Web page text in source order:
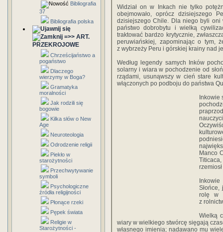
Bibliografia
37
Bibliografia polska
=>> ART.
PRZEKROJOWE
Chrześcijaństwo a
pogaństwo
Dlaczego
wierzymy w Boga?
Gramatyka
moralności
Jak rodzili się
bogowie
Kilka słów o New
Age
Neuroteologia
Odrodzenie religii
Piekło w
starożytności
Przechwytywanie
symboli
Psychologiczne
źródła religijności
Płonące rzeki
Pępek świata
Religie w
Starożytności -
Widział on w Inkach nie tylko
obejmowało, oprócz dzisiejszego
dzisiejszego Chile. Dla niego byli oni
państwo dobrobytu i wielką
traktować bardzo krytycznie,
peruwiańskiej, zapominając o tym,
z wybrzeży Peru i górskiej krainy nad
Według legendy samych Inków
solarny i wiara w pochodzenie od
rządami, usunąwszy w cień stare
włączo­nych po podboju do państwa
Inkowie
Manco
rolę w
z
Wielką
wiary w wielkiego stwórcę sięgają
własnego imienia; nadawano mu